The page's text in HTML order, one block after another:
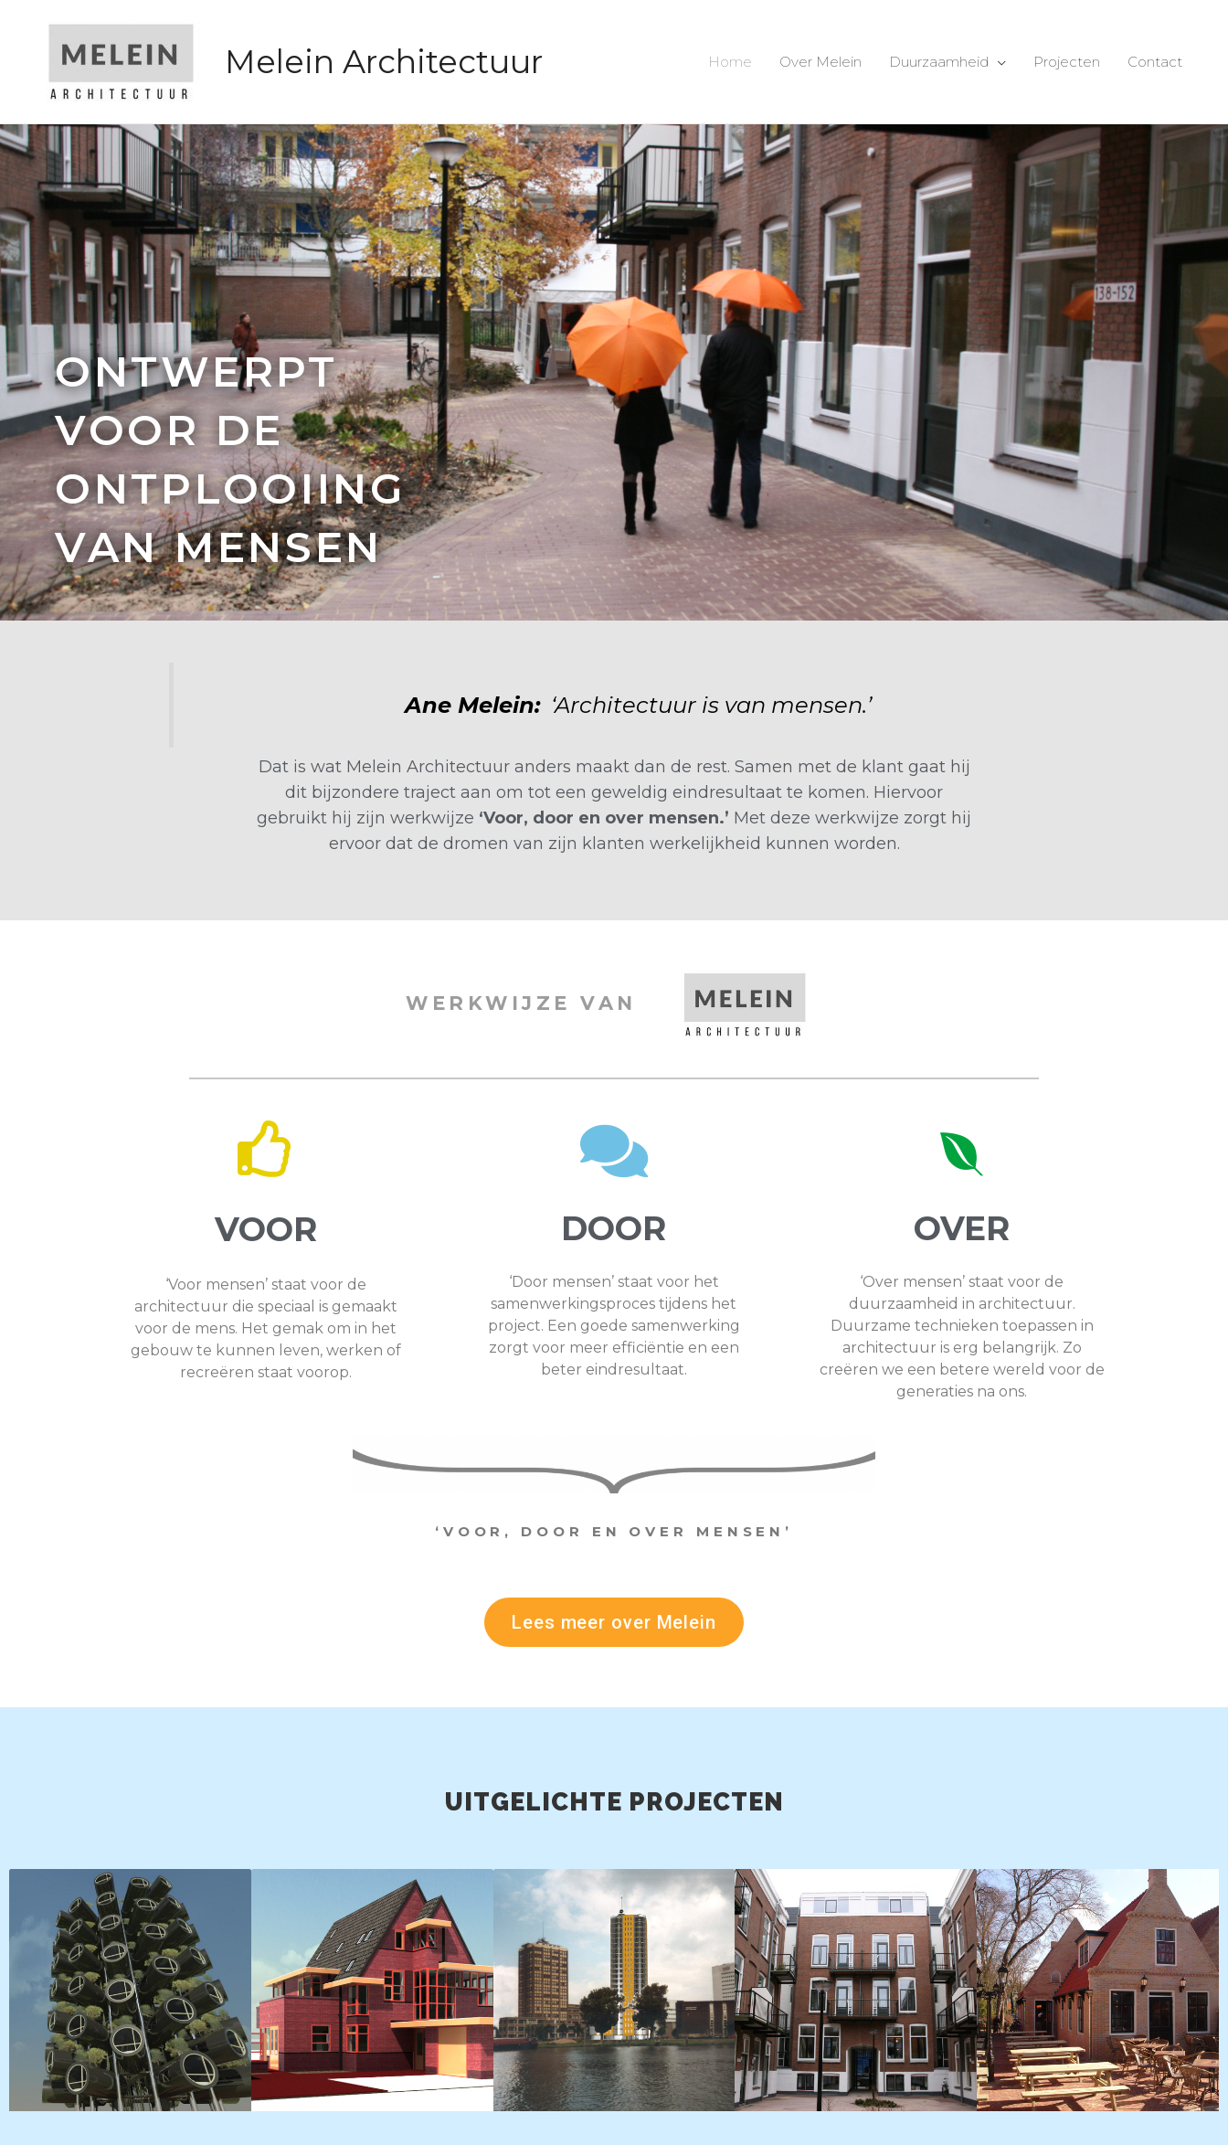
Melein Architectuur Home Over Melein Duurzaamheid Projecten Contact
ONTWERPT
VOOR DE
ONTPLOOIING
VAN MENSEN
Ane Melein: ‘Architectuur is van mensen.’
Dat is wat Melein Architectuur anders maakt dan de rest. Samen met de klant gaat hij
dit bijzondere traject aan om tot een geweldig eindresultaat te komen. Hiervoor
gebruikt hij zijn werkwijze ‘Voor, door en over mensen.’ Met deze werkwijze zorgt hij
ervoor dat de dromen van zijn klanten werkelijkheid kunnen worden.
WERKWIJZE VAN
VOOR
‘Voor mensen’ staat voor de
architectuur die speciaal is gemaakt
voor de mens. Het gemak om in het
gebouw te kunnen leven, werken of
recreëren staat voorop.
DOOR
‘Door mensen’ staat voor het
samenwerkingsproces tijdens het
project. Een goede samenwerking
zorgt voor meer efficiëntie en een
beter eindresultaat.
OVER
‘Over mensen’ staat voor de
duurzaamheid in architectuur.
Duurzame technieken toepassen in
architectuur is erg belangrijk. Zo
creëren we een betere wereld voor de
generaties na ons.
‘VOOR, DOOR EN OVER MENSEN’
Lees meer over Melein
UITGELICHTE PROJECTEN